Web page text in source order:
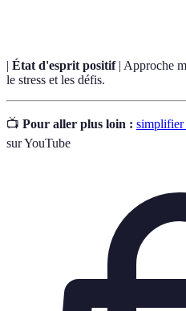
| État d'esprit positif| Approche
le stress et les défis.
📺 Pour aller plus loin : simplifier
sur YouTube